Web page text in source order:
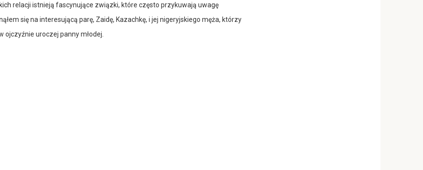
relacji istnieją fascynujące związki, które często przykuwają uwagę
się na interesującą parę, Zaidę, Kazachkę, i jej nigeryjskiego męża, którzy
ojczyźnie uroczej panny młodej.